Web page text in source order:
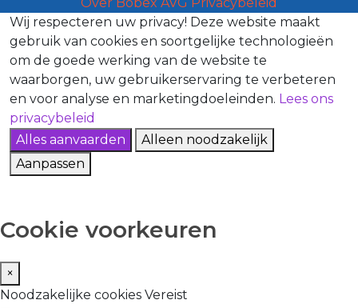
Wij respecteren uw privacy! Deze website maakt
gebruik van cookies en soortgelijke technologieën
om de goede werking van de website te
waarborgen, uw gebruikerservaring te verbeteren
en voor analyse en marketingdoeleinden. Lees ons
privacybeleid
Alles aanvaarden
Alleen noodzakelijk
Aanpassen
Cookie voorkeuren
×
Noodzakelijke cookies Vereist